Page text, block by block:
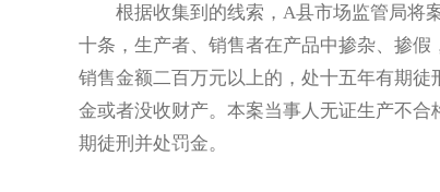
根据收集到的线索，A县市场监管局将
十条，生产者、销售者在产品中掺杂、掺
销售金额二百万元以上的，处十五年有期
金或者没收财产。本案当事人无证生产不
期徒刑并处罚金。